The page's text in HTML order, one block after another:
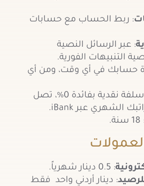
: 0.5 دينار شهرياً.
: دينار أردني واحد فقط
: ربط الحساب مع حسابات
: عبر الرسائل النصية
التنبيهات الفورية.
حسابك في أي وقت، ومن أي
: سلفة نقدية بفائدة 0%، تصل